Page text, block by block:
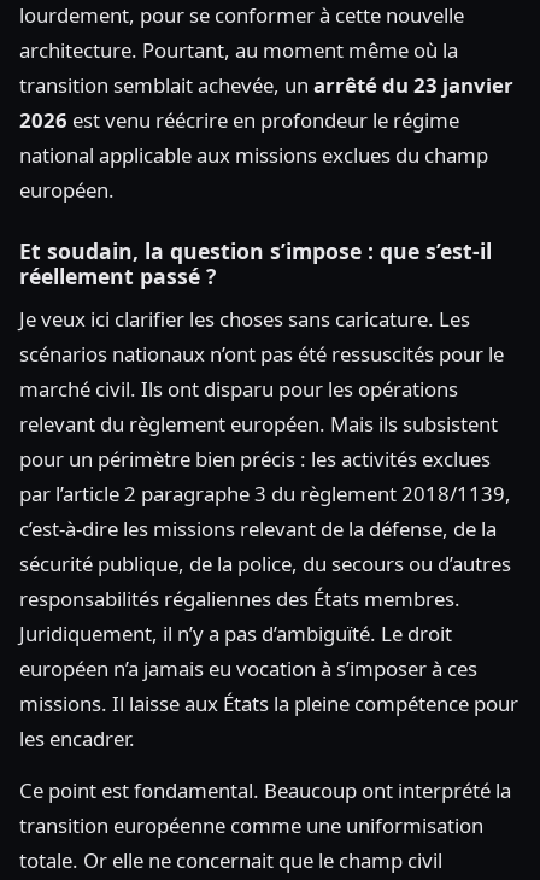
lourdement, pour se conformer à cette nouvelle
architecture. Pourtant, au moment même où la
transition semblait achevée, un arrêté du 23 janvier
2026 est venu réécrire en profondeur le régime
national applicable aux missions exclues du champ
européen.
Et soudain, la question s’impose : que s’est-il
réellement passé ?
Je veux ici clarifier les choses sans caricature. Les
scénarios nationaux n’ont pas été ressuscités pour le
marché civil. Ils ont disparu pour les opérations
relevant du règlement européen. Mais ils subsistent
pour un périmètre bien précis : les activités exclues
par l’article 2 paragraphe 3 du règlement 2018/1139,
c’est-à-dire les missions relevant de la défense, de la
sécurité publique, de la police, du secours ou d’autres
responsabilités régaliennes des États membres.
Juridiquement, il n’y a pas d’ambiguïté. Le droit
européen n’a jamais eu vocation à s’imposer à ces
missions. Il laisse aux États la pleine compétence pour
les encadrer.
Ce point est fondamental. Beaucoup ont interprété la
transition européenne comme une uniformisation
totale. Or elle ne concernait que le champ civil